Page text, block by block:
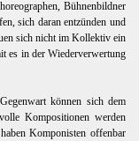
Bühnenbildner
sich daran entzünden und
sich nicht im Kollektiv ein
es in der Wiederverwertung
können sich dem
Kompositionen werden
Komponisten offenbar